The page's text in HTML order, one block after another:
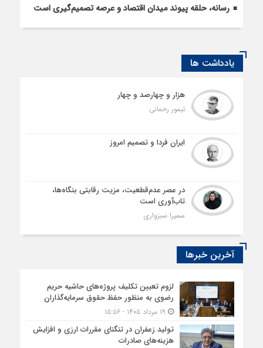
رسانه، حلقه پیوند میدان اقتصاد و عرصه تصمیم‌گیری است
یادداشت ها
هزار و چهارصد و چهار
تیمور رحمانی
ایران فردا و تصمیم امروز
در عصر عدم‌قطعیت، مزیت رقابتی بنگاه‌ها،
تاب‌آوری است
سمیرا سبزواری
آخرین خبرها
لزوم تعیین تکلیف پروژه‌های حاشیه حریم
رضوی به منظور حفظ حقوق سرمایه‌گذاران
تولید زعفران در تنگنای مقررات ارزی و افزایش
هزینه‌های صادرات